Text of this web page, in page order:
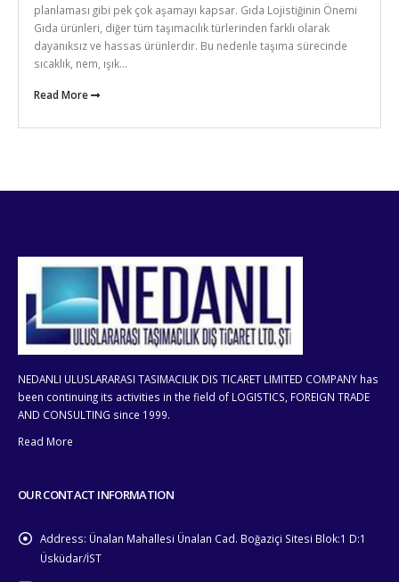
planlaması gibi pek çok aşamayı kapsar. Gıda Lojistiğinin Önemi
Gıda ürünleri, diğer tüm taşımacılık türlerinden farklı olarak
dayanıksız ve hassas ürünlerdir. Bu nedenle taşıma sürecinde
sıcaklık, nem, ışık...
Read More
NEDANLI ULUSLARARASI TASIMACILIK DIS TICARET LIMITED COMPANY has
been continuing its activities in the field of LOGISTICS, FOREIGN TRADE
AND CONSULTING since 1999.
Read More
OUR CONTACT INFORMATION
Address: Ünalan Mahallesi Ünalan Cad. Boğaziçi Sitesi Blok:1 D:1
Üsküdar/İST